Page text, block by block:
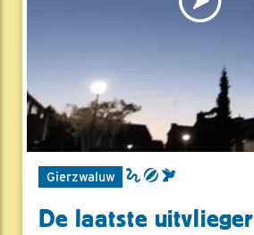
Gierzwaluw
De laatste uitvlieger